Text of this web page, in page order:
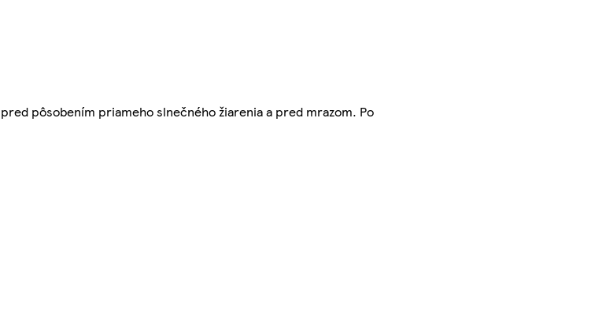
pôsobením priameho slnečného žiarenia a pred mrazom. Po